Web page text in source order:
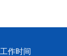
工作时间